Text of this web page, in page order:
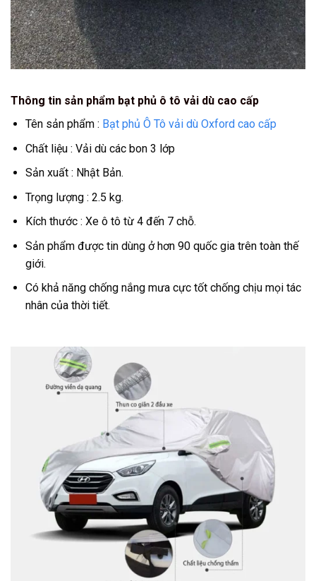
Thông tin sản phẩm bạt phủ ô tô vải dù cao cấp
Tên sản phẩm : Bạt phủ Ô Tô vải dù Oxford cao cấp
Chất liệu : Vải dù các bon 3 lớp
Sản xuất : Nhật Bản.
Trọng lượng : 2.5 kg.
Kích thước : Xe ô tô từ 4 đến 7 chỗ.
Sản phẩm được tin dùng ở hơn 90 quốc gia trên toàn thế
giới.
Có khả năng chống nắng mưa cực tốt chống chịu mọi tác
nhân của thời tiết.